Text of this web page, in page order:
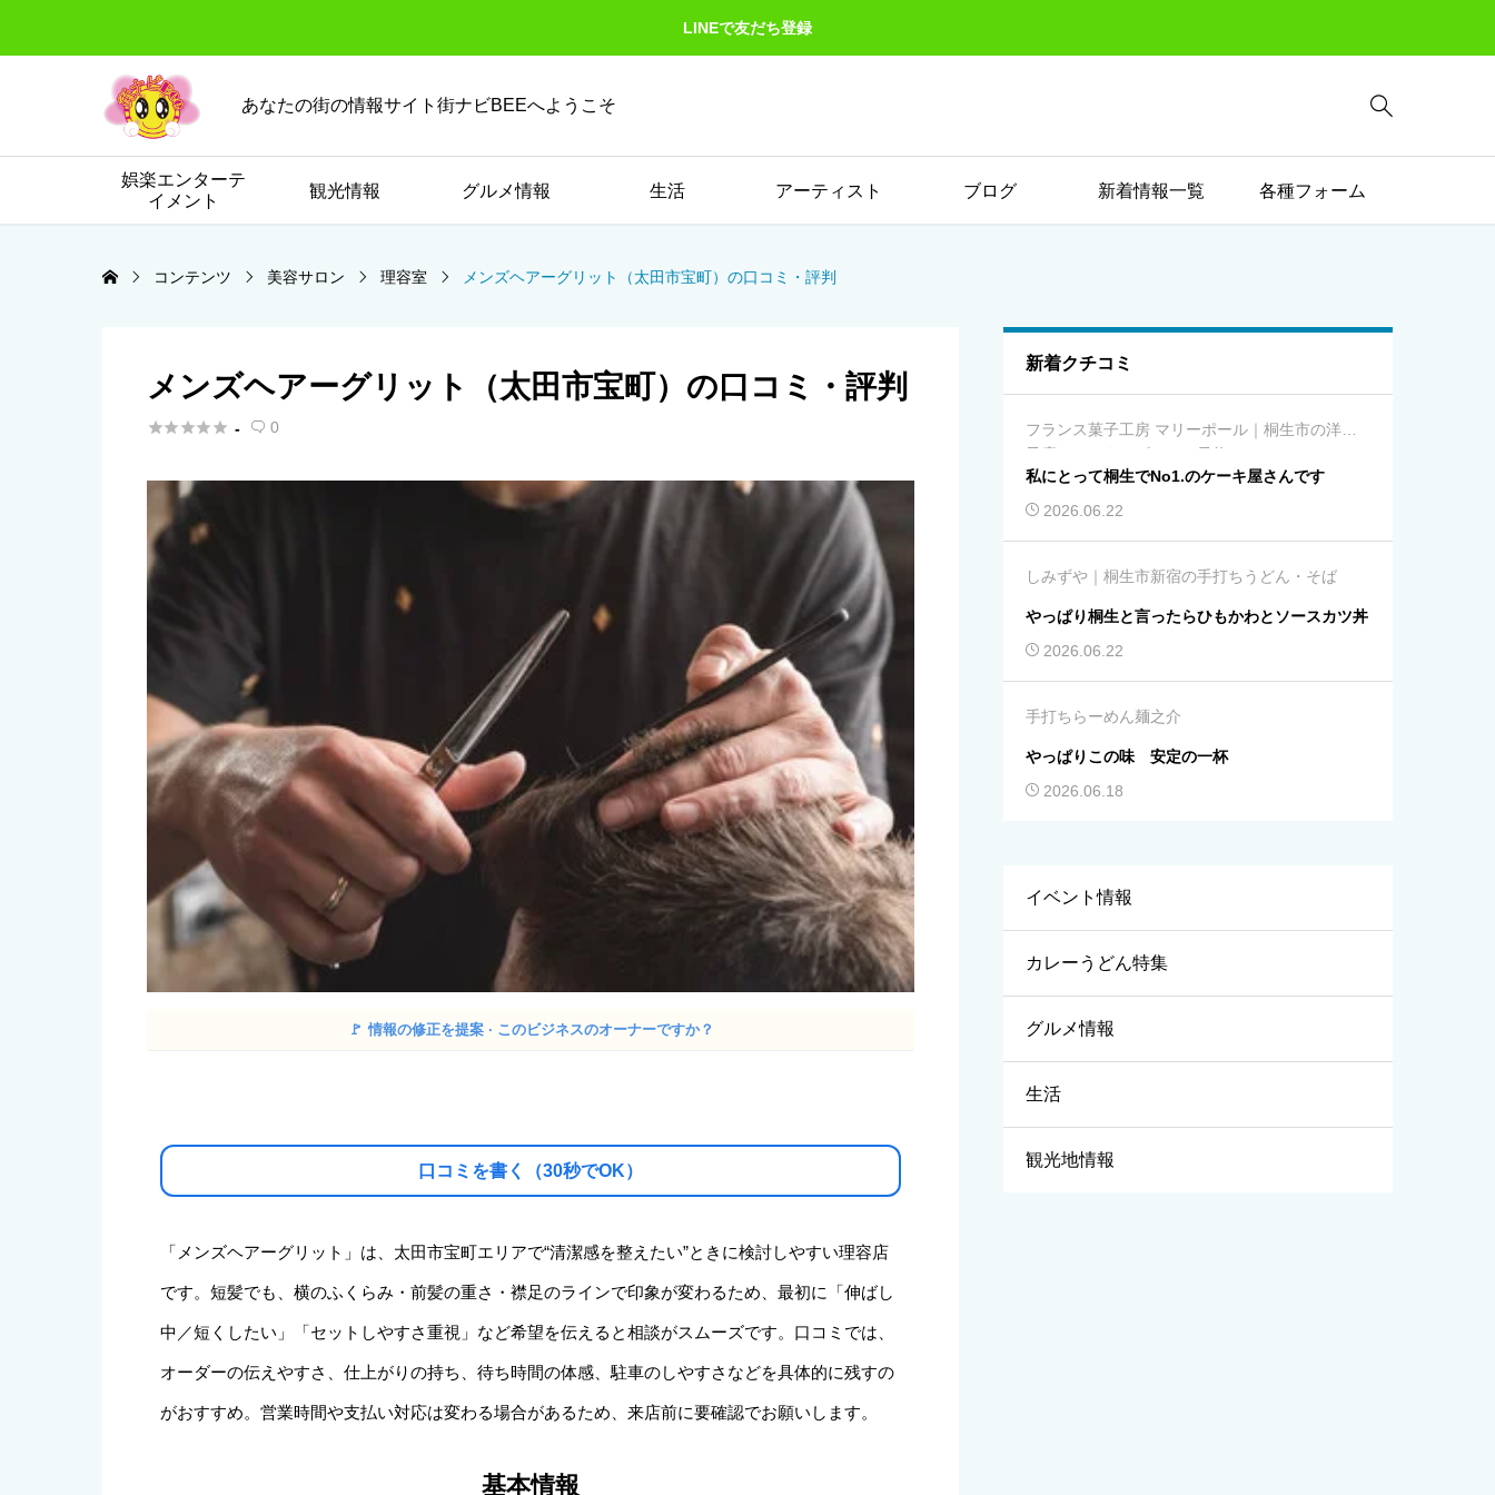
LINEで友だち登録
あなたの街の情報サイト街ナビBEEへようこそ 
娯楽エンターテ
イメント
観光情報 グルメ情報 生活 アーティスト ブログ 新着情報一覧 各種フォーム
コンテンツ 美容サロン 理容室 メンズヘアーグリット（太田市宝町）の口コミ・評判
メンズヘアーグリット（太田市宝町）の口コミ・評判
 -  0
🚩 情報の修正を提案 · このビジネスのオーナーですか？
口コミを書く（30秒でOK）
「メンズヘアーグリット」は、太田市宝町エリアで“清潔感を整えたい”ときに検討しやすい理容店
です。短髪でも、横のふくらみ・前髪の重さ・襟足のラインで印象が変わるため、最初に「伸ばし
中／短くしたい」「セットしやすさ重視」など希望を伝えると相談がスムーズです。口コミでは、
オーダーの伝えやすさ、仕上がりの持ち、待ち時間の体感、駐車のしやすさなどを具体的に残すの
がおすすめ。営業時間や支払い対応は変わる場合があるため、来店前に要確認でお願いします。
基本情報
新着クチコミ
フランス菓子工房 マリーポール｜桐生市の洋菓
子店（ケーキ・ギフト・予約）
私にとって桐生でNo1.のケーキ屋さんです
2026.06.22
しみずや｜桐生市新宿の手打ちうどん・そば
やっぱり桐生と言ったらひもかわとソースカツ丼
2026.06.22
手打ちらーめん麺之介
やっぱりこの味 安定の一杯
2026.06.18
イベント情報
カレーうどん特集
グルメ情報
生活
観光地情報